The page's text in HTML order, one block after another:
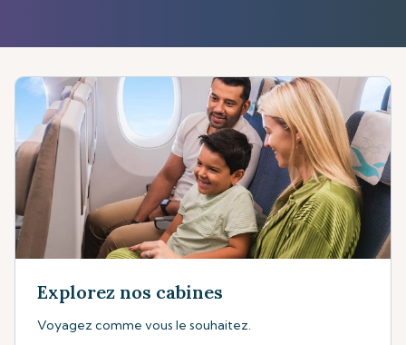
Explorez nos cabines
Voyagez comme vous le souhaitez.